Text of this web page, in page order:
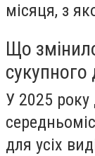
місяця, з
Що
сукупного
У 2025
для усіх